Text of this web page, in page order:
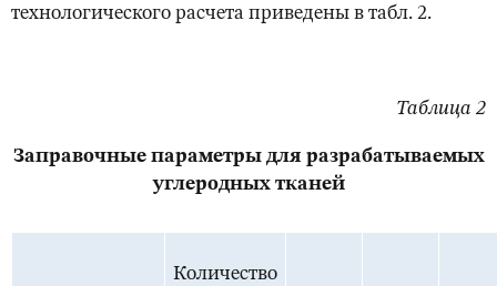
технологического расчета приведены в табл. 2.
Таблица 2
Заправочные параметры для разрабатываемых
углеродных тканей
Количество